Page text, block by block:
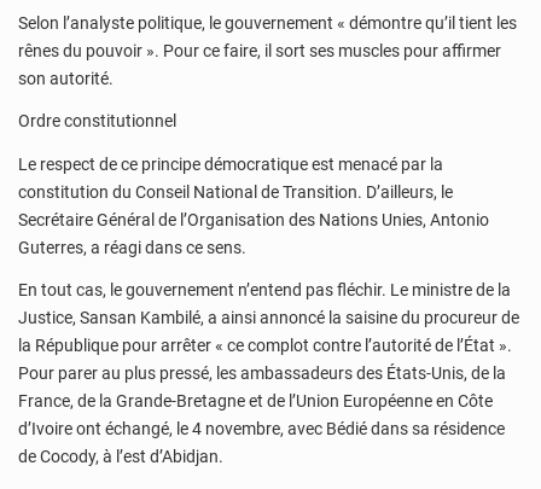
Selon l’analyste politique, le gouvernement « démontre qu’il tient les
rênes du pouvoir ». Pour ce faire, il sort ses muscles pour affirmer
son autorité.
Ordre constitutionnel
Le respect de ce principe démocratique est menacé par la
constitution du Conseil National de Transition. D’ailleurs, le
Secrétaire Général de l’Organisation des Nations Unies, Antonio
Guterres, a réagi dans ce sens.
En tout cas, le gouvernement n’entend pas fléchir. Le ministre de la
Justice, Sansan Kambilé, a ainsi annoncé la saisine du procureur de
la République pour arrêter « ce complot contre l’autorité de l’État ».
Pour parer au plus pressé, les ambassadeurs des États-Unis, de la
France, de la Grande-Bretagne et de l’Union Européenne en Côte
d’Ivoire ont échangé, le 4 novembre, avec Bédié dans sa résidence
de Cocody, à l’est d’Abidjan.